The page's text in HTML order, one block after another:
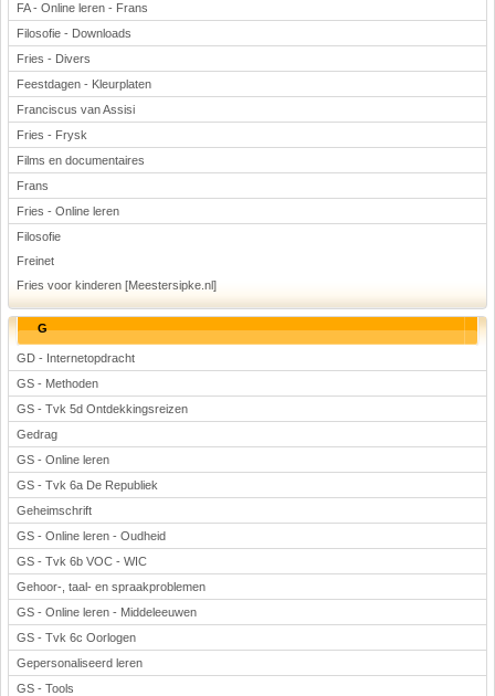
FA - Online leren - Frans
Filosofie - Downloads
Fries - Divers
Feestdagen - Kleurplaten
Franciscus van Assisi
Fries - Frysk
Films en documentaires
Frans
Fries - Online leren
Filosofie
Freinet
Fries voor kinderen [Meestersipke.nl]
G
GD - Internetopdracht
GS - Methoden
GS - Tvk 5d Ontdekkingsreizen
Gedrag
GS - Online leren
GS - Tvk 6a De Republiek
Geheimschrift
GS - Online leren - Oudheid
GS - Tvk 6b VOC - WIC
Gehoor-, taal- en spraakproblemen
GS - Online leren - Middeleeuwen
GS - Tvk 6c Oorlogen
Gepersonaliseerd leren
GS - Tools